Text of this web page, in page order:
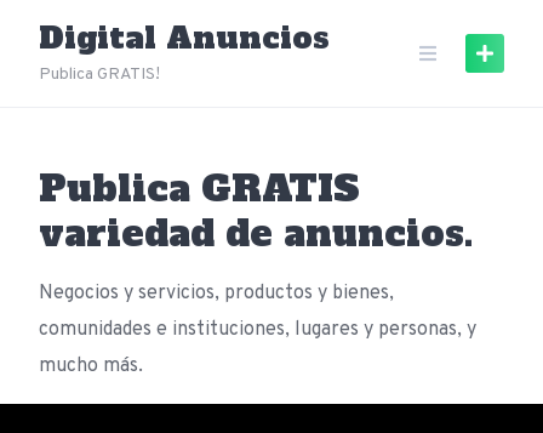
content
Digital Anuncios
Publica GRATIS!
Publica GRATIS
variedad de anuncios.
Negocios y servicios, productos y bienes,
comunidades e instituciones, lugares y personas, y
mucho más.